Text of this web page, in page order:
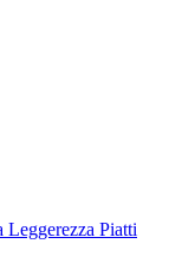
Leggerezza Piatti